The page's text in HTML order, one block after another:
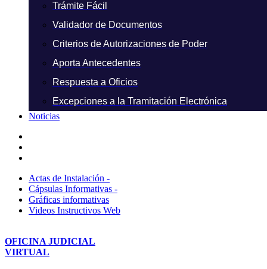
Trámite Fácil
Validador de Documentos
Criterios de Autorizaciones de Poder
Aporta Antecedentes
Respuesta a Oficios
Excepciones a la Tramitación Electrónica
Noticias
Actas de Instalación -
Cápsulas Informativas -
Gráficas informativas
Videos Instructivos Web
OFICINA JUDICIAL
VIRTUAL